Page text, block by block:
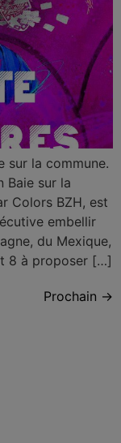
sur la commune.
Baie sur la
Colors BZH, est
embellir
du Mexique,
8 à proposer […]
Prochain →